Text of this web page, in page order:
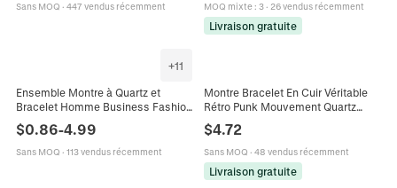
Sans MOQ · 447 vendus récemment MOQ mixte: 3· 26 vendus récemment
Livraison gratuite
+11
Ensemble Montre à Quartz et
Bracelet Homme Business Fashion
Yeux Coffret Cadeau Homme
$0.86-4.99
Sans MOQ · 113 vendus récemment
Montre Bracelet En Cuir Véritable
Rétro Punk Mouvement Quartz
Vintage Hip Hop
$4.72
Sans MOQ · 48 vendus récemment
Livraison gratuite